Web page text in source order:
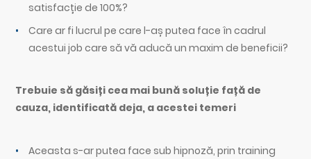
satisfacție de 100%?
Care ar fi lucrul pe care l-aș putea face în cadrul
acestui job care să vă aducă un maxim de beneficii?
Trebuie să găsiți cea mai bună soluție față de
cauza, identificată deja, a acestei temeri
Aceasta s-ar putea face sub hipnoză, prin training